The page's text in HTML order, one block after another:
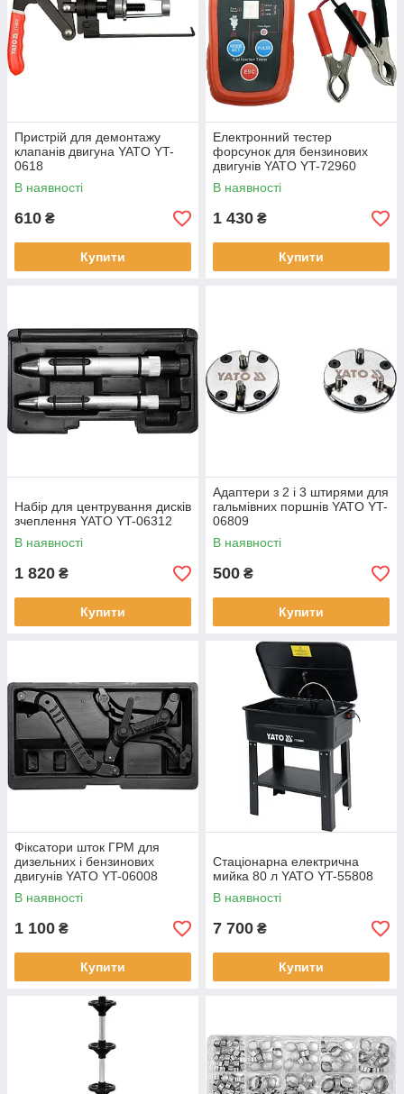
Пристрій для демонтажу
клапанів двигуна YATO YT-
0618
В наявності
610 ₴
Купити
Електронний тестер
форсунок для бензинових
двигунів YATO YT-72960
В наявності
1 430 ₴
Купити
Набір для центрування дисків
зчеплення YATO YT-06312
В наявності
1 820 ₴
Купити
Адаптери з 2 і 3 штирями для
гальмівних поршнів YATO YT-
06809
В наявності
500 ₴
Купити
Фіксатори шток ГРМ для
дизельних і бензинових
двигунів YATO YT-06008
В наявності
1 100 ₴
Купити
Стаціонарна електрична
мийка 80 л YATO YT-55808
В наявності
7 700 ₴
Купити